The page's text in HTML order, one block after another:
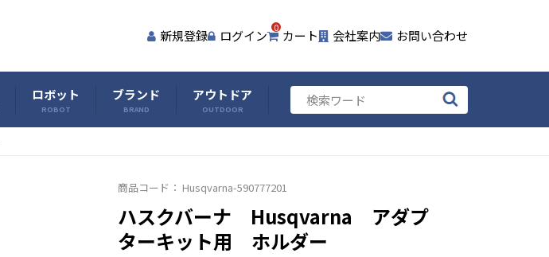
新規登録 ログイン 0 カート 会社案内 お問い合わせ
ロボット
ROBOT
ブランド
BRAND
アウトドア
OUTDOOR
商品コード： Husqvarna-590777201
ハスクバーナ Husqvarna アダプ
ターキット用 ホルダー